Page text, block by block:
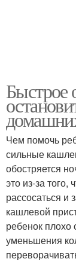
Быстрое
Чем помочь
сильные
обостряется
это из-за
рассосаться и
кашлевой
ребенок плохо
уменьшения